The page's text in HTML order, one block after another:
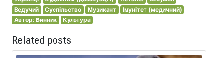
Ведучий
Суспільство Музикант
Імунітет (медичний)
Автор: Винник
Культура
Related posts